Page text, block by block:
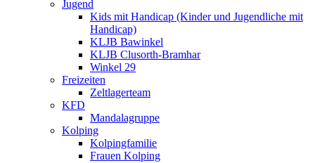
Jugend
Kids mit Handicap (Kinder und Jugendliche mit
Handicap)
KLJB Bawinkel
KLJB Clusorth-Bramhar
Winkel 29
Freizeiten
Zeltlagerteam
KFD
Mandalagruppe
Kolping
Kolpingfamilie
Frauen Kolping